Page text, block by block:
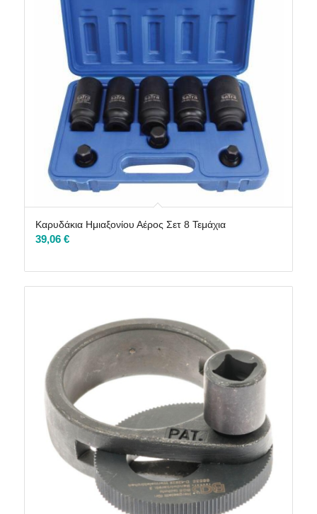
Καρυδάκια Ημιαξονίου Αέρος Σετ 8 Τεμάχια
39,06 €